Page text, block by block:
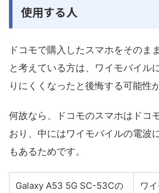
使用する人
ドコモで購入したスマホをそのま
と考えている方は、ワイモバイル
りにくくなったと後悔する可能性
何故なら、ドコモのスマホはドコ
おり、中にはワイモバイルの電波
もあるためです。
Galaxy A53 5G SC-53Cの
ワ